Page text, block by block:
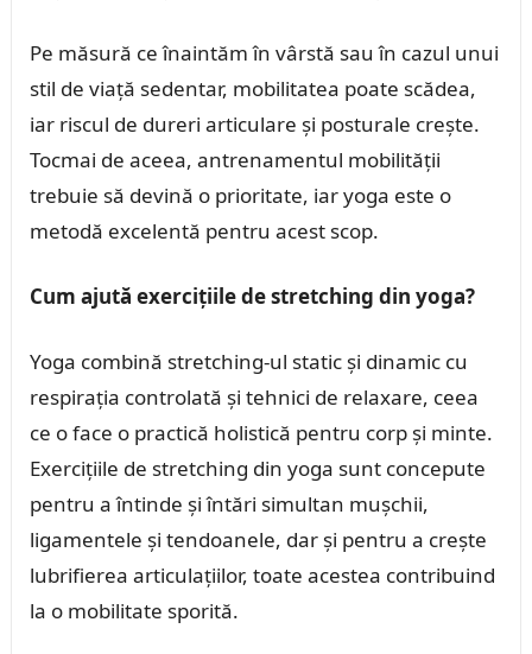
Pe măsură ce înaintăm în vârstă sau în cazul unui
stil de viață sedentar, mobilitatea poate scădea,
iar riscul de dureri articulare și posturale crește.
Tocmai de aceea, antrenamentul mobilității
trebuie să devină o prioritate, iar yoga este o
metodă excelentă pentru acest scop.
Cum ajută exercițiile de stretching din yoga?
Yoga combină stretching-ul static și dinamic cu
respirația controlată și tehnici de relaxare, ceea
ce o face o practică holistică pentru corp și minte.
Exercițiile de stretching din yoga sunt concepute
pentru a întinde și întări simultan mușchii,
ligamentele și tendoanele, dar și pentru a crește
lubrifierea articulațiilor, toate acestea contribuind
la o mobilitate sporită.